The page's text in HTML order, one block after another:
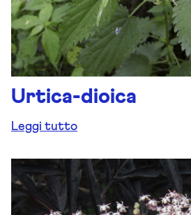
Urtica-dioica
Leggi tutto